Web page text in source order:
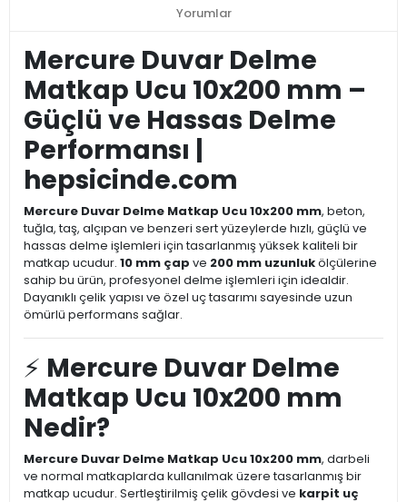
Yorumlar
Mercure Duvar Delme
Matkap Ucu 10x200 mm –
Güçlü ve Hassas Delme
Performansı |
hepsicinde.com
Mercure Duvar Delme Matkap Ucu 10x200 mm, beton,
tuğla, taş, alçıpan ve benzeri sert yüzeylerde hızlı, güçlü ve
hassas delme işlemleri için tasarlanmış yüksek kaliteli bir
matkap ucudur. 10 mm çap ve 200 mm uzunlukölçülerine
sahip bu ürün, profesyonel delme işlemleri için idealdir.
Dayanıklı çelik yapısı ve özel uç tasarımı sayesinde uzun
ömürlü performans sağlar.
⚡ Mercure Duvar Delme
Matkap Ucu 10x200 mm
Nedir?
Mercure Duvar Delme Matkap Ucu 10x200 mm, darbeli
ve normal matkaplarda kullanılmak üzere tasarlanmış bir
matkap ucudur. Sertleştirilmiş çelik gövdesi ve karpit uç